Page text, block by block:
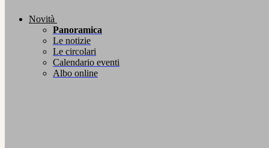
Novità
Panoramica
Le notizie
Le circolari
Calendario eventi
Albo online